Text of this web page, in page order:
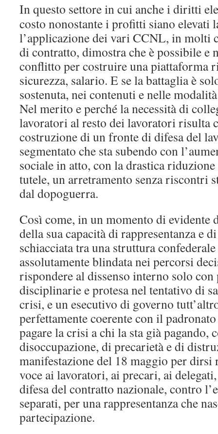
In questo settore in cui anche i diritti
costo nonostante i profitti siano elevati
l’applicazione dei vari CCNL, in molti
di contratto, dimostra che è possibile e
conflitto per costruire una piattaforma
sicurezza, salario. E se la battaglia è
sostenuta, nei contenuti e nelle
Nel merito e perché la necessità di
lavoratori al resto dei lavoratori risulta
costruzione di un fronte di difesa del
segmentato che sta subendo con
sociale in atto, con la drastica
tutele, un arretramento senza
dal dopoguerra.
Così come, in un momento di
della sua capacità di rappresentanza e
schiacciata tra una struttura
assolutamente blindata nei percorsi
rispondere al dissenso interno solo
disciplinarie e protesa nel tentativo di
crisi, e un esecutivo di governo
perfettamente coerente con il
pagare la crisi a chi la sta già pagando,
disoccupazione, di precarietà e di
manifestazione del 18 maggio per dirsi
voce ai lavoratori, ai precari, ai
difesa del contratto nazionale, contro
separati, per una rappresentanza che
partecipazione.